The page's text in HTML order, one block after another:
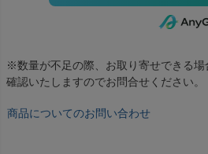
※数量が不足の際、お取り寄せできる場
確認いたしますのでお問合せください。
商品についてのお問い合わせ